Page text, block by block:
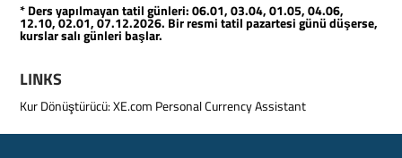
* Ders yapılmayan tatil günleri: 06.01, 03.04, 01.05, 04.06,
12.10, 02.01, 07.12.2026. Bir resmi tatil pazartesi günü düşerse,
kurslar salı günleri başlar.
LINKS
Kur Dönüştürücü:XE.com Personal Currency Assistant